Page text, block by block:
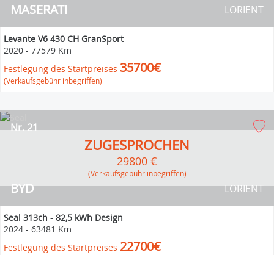
MASERATI LORIENT
Levante V6 430 CH GranSport
2020 - 77579 Km
Festlegung des Startpreises 35700€
(Verkaufsgebühr inbegriffen)
BYD
Nr. 21
LORIENT
ZUGESPROCHEN
29800 €
(Verkaufsgebühr inbegriffen)
Seal 313ch - 82,5 kWh Design
2024 - 63481 Km
Festlegung des Startpreises 22700€